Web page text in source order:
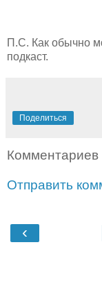
П.С. Как обычно
подкаст.
Поделиться
Комментариев
Отправить
‹